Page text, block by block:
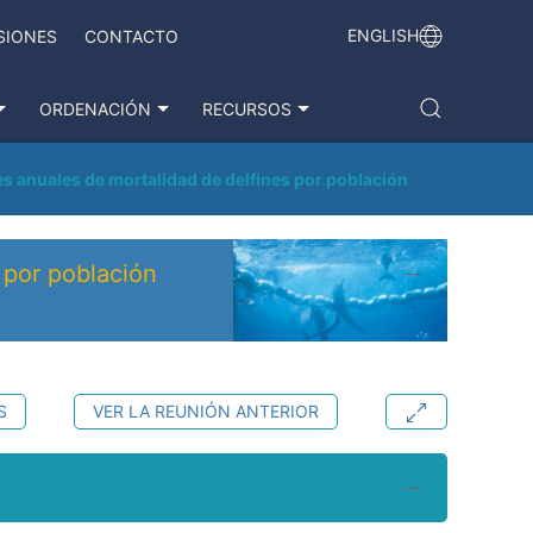
CONTACTO ENGLISH
ORDENACIÓN RECURSOS
anuales de mortalidad de delfines por población
población
VER LA REUNIÓN ANTERIOR